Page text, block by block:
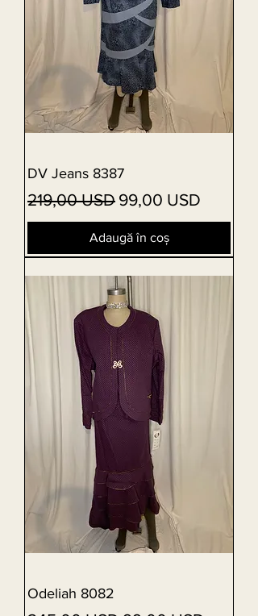
DV Jeans 8387
Preț normal
219,00 USD Preț redus
99,00 USD
Adaugă în coș
Odeliah 8082